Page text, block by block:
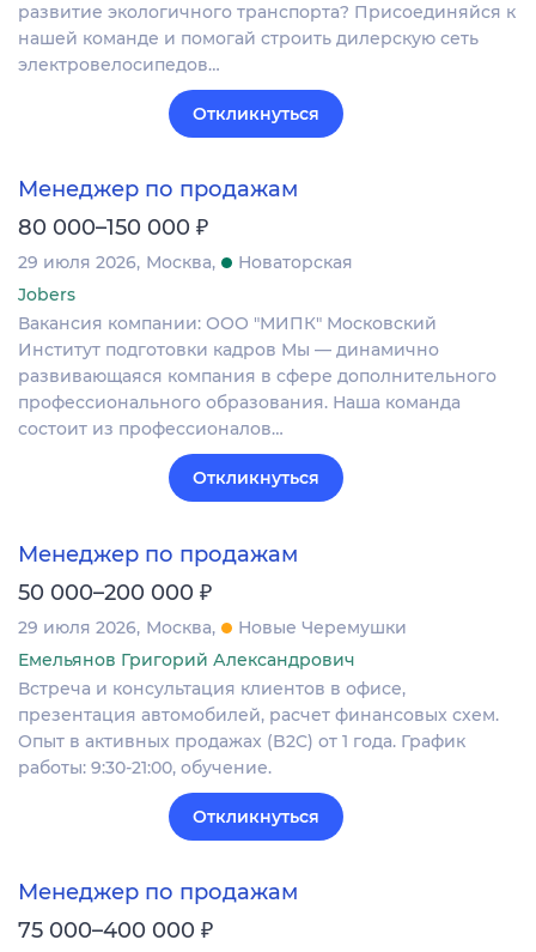
развитие экологичного транспорта? Присоединяйся к
нашей команде и помогай строить дилерскую сеть
электровелосипедов…
Откликнуться
Менеджер по продажам
80 000–150 000 ₽
29 июля 2026 Москва
Новаторская
Jobers
Вакансия компании: ООО "МИПК" Московский
Институт подготовки кадров Мы — динамично
развивающаяся компания в сфере дополнительного
профессионального образования. Наша команда
состоит из профессионалов…
Откликнуться
Менеджер по продажам
50 000–200 000 ₽
29 июля 2026 Москва
Новые Черемушки
Емельянов Григорий Александрович
Встреча и консультация клиентов в офисе,
презентация автомобилей, расчет финансовых схем.
Опыт в активных продажах (B2C) от 1 года. График
работы: 9:30-21:00, обучение.
Откликнуться
Менеджер по продажам
75 000–400 000 ₽